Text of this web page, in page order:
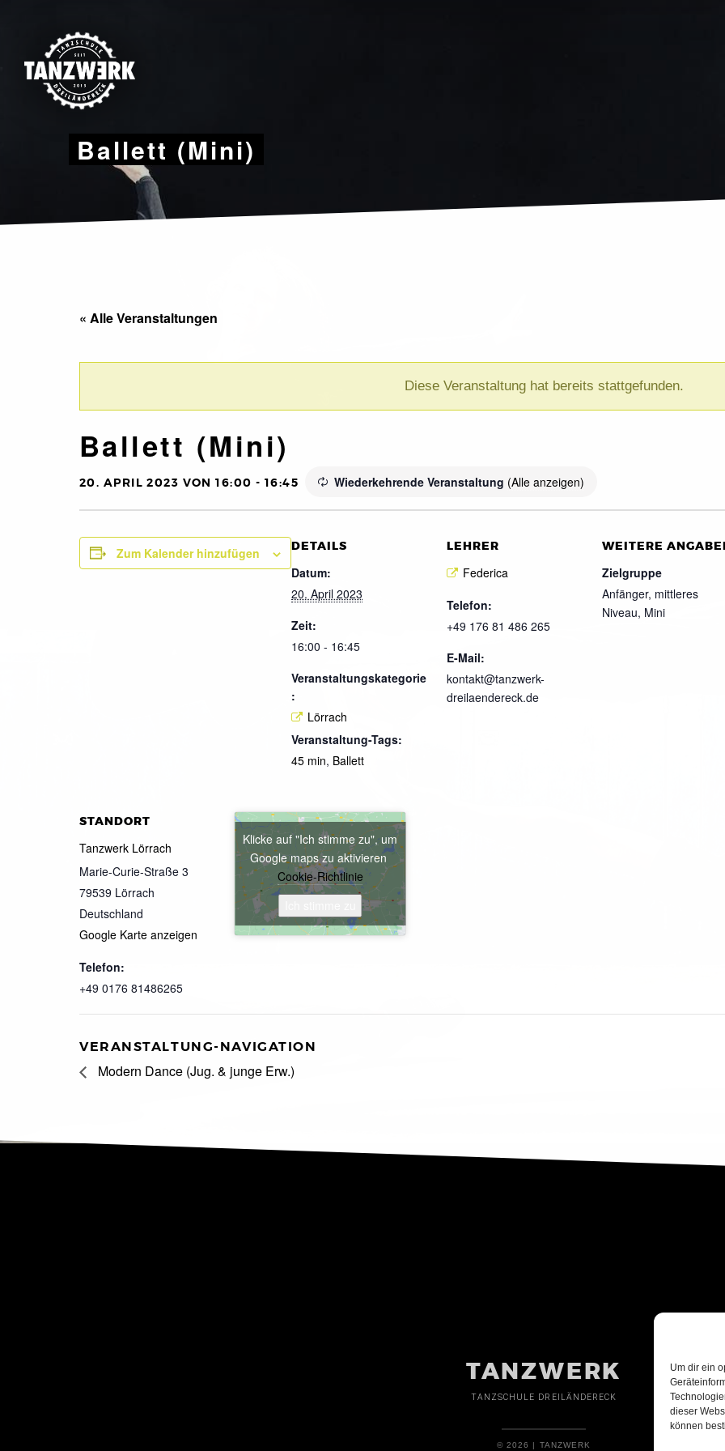
Um dir ein
dieser
können
Ballett (Mini)
« Alle Veranstaltungen
Diese Veranstaltung hat bereits stattgefunden.
Ballett (Mini)
20. APRIL 2023 VON 16:00 - 16:45 Wiederkehrende Veranstaltung (Alle anzeigen)
Zum Kalender hinzufügen DETAILS
Datum:
20. April 2023
Zeit:
16:00 - 16:45
Veranstaltungskategorie
:
Lörrach
Veranstaltung-Tags:
45 min, Ballett
LEHRER
Federica
Telefon:
+49 176 81 486 265
E-Mail:
kontakt@tanzwerk-
dreilaendereck.de
WEITERE
Zielgruppe
Anfänger, mittleres
Niveau, Mini
STANDORT
Tanzwerk Lörrach
Marie-Curie-Straße 3
79539 Lörrach
Deutschland
Google Karte anzeigen
Telefon:
+49 0176 81486265
Klicke auf "Ich stimme zu", um
Google maps zu aktivieren
Cookie-Richtlinie
VERANSTALTUNG-NAVIGATION
Modern Dance (Jug. & junge Erw.)
TANZWERK
TANZSCHULE DREILÄNDERECK
© 2026 | TANZWERK